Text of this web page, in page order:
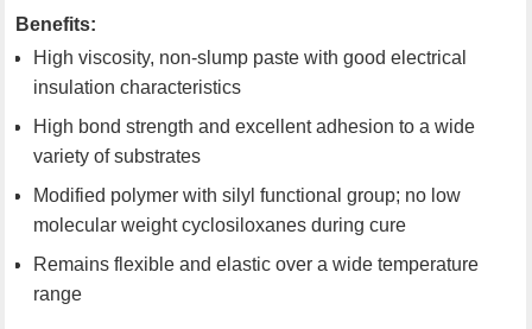
Benefits:
High viscosity, non-slump paste with good electrical
insulation characteristics
High bond strength and excellent adhesion to a wide
variety of substrates
Modified polymer with silyl functional group; no low
molecular weight cyclosiloxanes during cure
Remains flexible and elastic over a wide temperature
range